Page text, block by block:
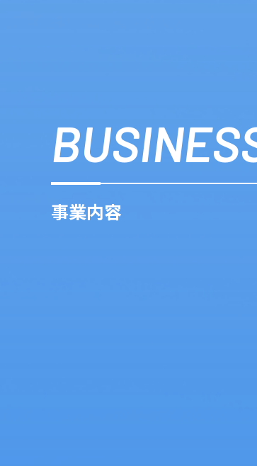
事業内容